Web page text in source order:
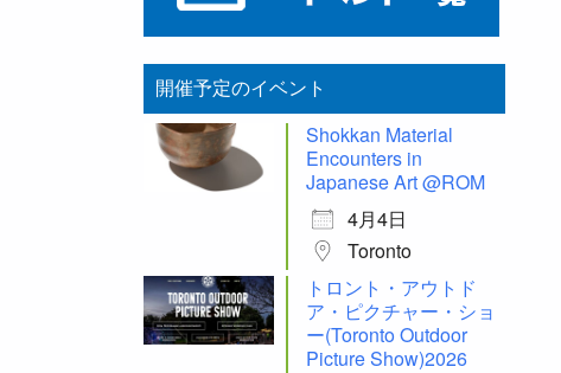
開催予定のイベント
Shokkan Material
Encounters in
Japanese Art @ROM
4月4日
Toronto
トロント・アウトド
ア・ピクチャー・ショ
ー(Toronto Outdoor
Picture Show)2026